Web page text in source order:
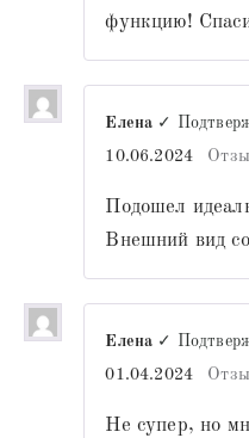
функцию!
Елена ✓
10.06.2024
Подошел
Внешний вид
Елена ✓
01.04.2024
Не супер, но